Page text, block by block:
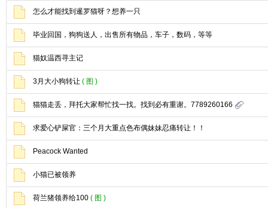
怎么才能找到暹罗猫呀？想养一只
毕业回国，狗狗送人，出售所有物品，车子，数码，等等
猫奴温西寻主记
3月大小狗转让 ( 图 )
猫猫走丢，拜托大家帮忙找一找。找到必有重谢。7789260166
求爱心铲屎官：三个月大重点色布偶妹妹忍痛转让！！
Peacock Wanted
小猫已被领养
荷兰猪领养给100 ( 图 )